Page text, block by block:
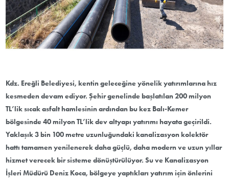
Kdz. Ereğli Belediyesi, kentin geleceğine yönelik yatırımlarına hız
kesmeden devam ediyor. Şehir genelinde başlatılan 200 milyon
TL’lik sıcak asfalt hamlesinin ardından bu kez Balı-Kemer
bölgesinde 40 milyon TL’lik dev altyapı yatırımı hayata geçirildi.
Yaklaşık 3 bin 100 metre uzunluğundaki kanalizasyon kolektör
hattı tamamen yenilenerek daha güçlü, daha modern ve uzun yıllar
hizmet verecek bir sisteme dönüştürülüyor. Su ve Kanalizasyon
İşleri Müdürü Deniz Koca, bölgeye yaptıkları yatırım için önlerini